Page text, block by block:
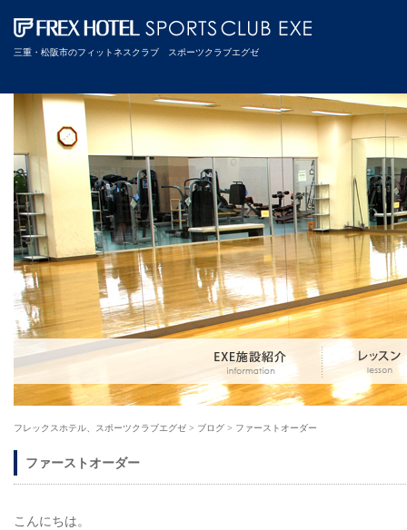
三重・松阪市のフィットネスクラブ スポーツクラブエグゼ
フレックスホテル、スポーツクラブエグゼ > ブログ > ファーストオーダー
ファーストオーダー
こんにちは。